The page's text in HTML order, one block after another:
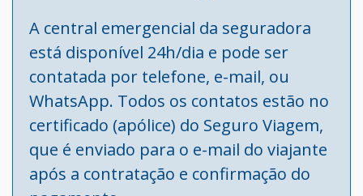
A central emergencial da seguradora
está disponível 24h/dia e pode ser
contatada por telefone, e-mail, ou
WhatsApp. Todos os contatos estão no
certificado (apólice) do Seguro Viagem,
que é enviado para o e-mail do viajante
após a contratação e confirmação do